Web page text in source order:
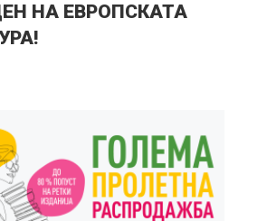
НА ЕВРОПСКАТА